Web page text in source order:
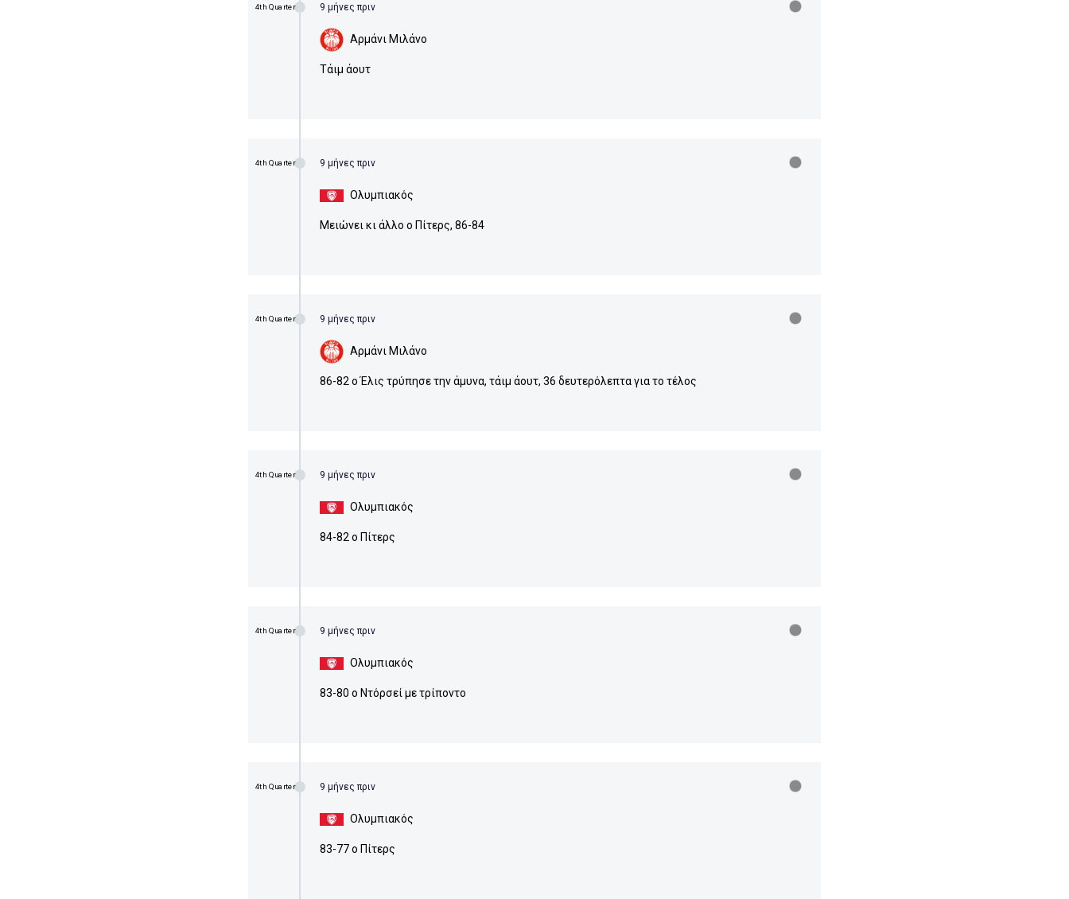
4th Quarter 9 μήνες πριν
Αρμάνι Μιλάνο
Τάιμ άουτ
4th Quarter 9 μήνες πριν
Ολυμπιακός
Μειώνει κι άλλο ο Πίτερς, 86-84
4th Quarter 9 μήνες πριν
Αρμάνι Μιλάνο
86-82 ο Έλις τρύπησε την άμυνα, τάιμ άουτ, 36 δευτερόλεπτα για το τέλος
4th Quarter 9 μήνες πριν
Ολυμπιακός
84-82 ο Πίτερς
4th Quarter 9 μήνες πριν
Ολυμπιακός
83-80 ο Ντόρσεί με τρίποντο
4th Quarter 9 μήνες πριν
Ολυμπιακός
83-77 ο Πίτερς